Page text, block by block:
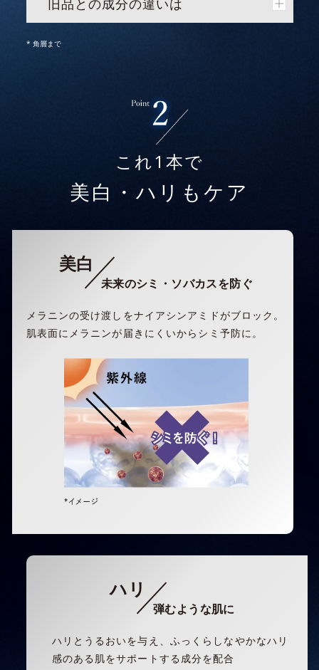
旧品との成分の違いは
* 角層まで
これ1本で
美白・ハリもケア
美白
未来のシミ・ソバカスを防ぐ
メラニンの受け渡しをナイアシンアミドがブロック。
肌表面にメラニンが届きにくいからシミ予防に。
ハリ
弾むような肌に
ハリとうるおいを与え、ふっくらしなやかなハリ
感のある肌をサポートする成分を配合